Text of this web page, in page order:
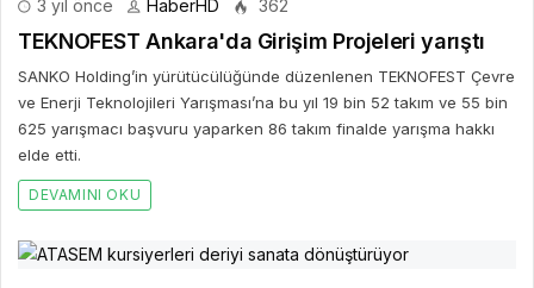
4 yıl önce HaberHD 420
ATASEM kursiyerleri deriyi sanata dönüştürüyor
Antalya Büyükşehir Belediyesi Atatürk Sanat Eğitim Merkezi
(ATASEM) ‘Deri Kösele Çanta Yapımı’ kursuna katılan kursiyerler
makine kullanmadan el işçiliğiyle çanta, cüzdan, kemer ve
anahtarlık gibi birçok ürün tasarlıyor.
DEVAMINI OKU